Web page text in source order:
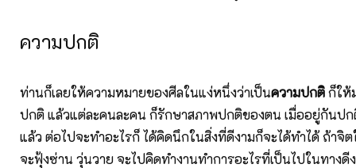
ความปกติ
ท่านก็เลยให้ความหมายของศีลในแง่หนึ่งว่าเป็นความปกติก็ให้
ปกติ แล้วแต่ละคนละคน ก็รักษาสภาพปกติของตน เมื่ออยู่กันป
แล้ว ต่อไปจะทำอะไรก็ ได้คิดนึกในสิ่งที่ดีงามก็จะได้ทำได้ ถ้าจิ
จะฟุ้งซ่าน วุ่นวาย จะไปคิดทำงานทำการอะไรที่เป็นไปในทางดี